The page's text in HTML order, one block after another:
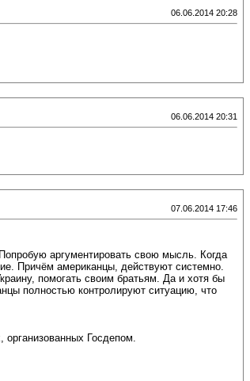
06.06.2014 20:28
06.06.2014 20:31
07.06.2014 17:46
аргументировать свою мысль. Когда
Причём американцы, действуют системно.
помогать своим братьям. Да и хотя бы
полностью контролируют ситуацию, что
Госдепом.